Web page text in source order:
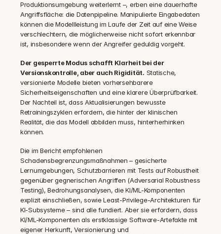
Produktionsumgebung weiterlernt –, erben eine dauerhafte
Angriffsfläche: die Datenpipeline. Manipulierte Eingabedaten
können die Modellleistung im Laufe der Zeit auf eine Weise
verschlechtern, die möglicherweise nicht sofort erkennbar
ist, insbesondere wenn der Angreifer geduldig vorgeht.
Der gesperrte Modus schafft Klarheit bei der
Versionskontrolle, aber auch Rigidität. Statische,
versionierte Modelle bieten vorhersehbarere
Sicherheitseigenschaften und eine klarere Überprüfbarkeit.
Der Nachteil ist, dass Aktualisierungen bewusste
Retrainingszyklen erfordern, die hinter der klinischen
Realität, die das Modell abbilden muss, hinterherhinken
können.
Die im Bericht empfohlenen
Schadensbegrenzungsmaßnahmen – gesicherte
Lernumgebungen, Schutzbarrieren mit Tests auf Robustheit
gegenüber gegnerischen Angriffen (Adversarial Robustness
Testing), Bedrohungsanalysen, die KI/ML-Komponenten
explizit einschließen, sowie Least-Privilege-Architekturen für
KI-Subsysteme – sind alle fundiert. Aber sie erfordern, dass
KI/ML-Komponenten als erstklassige Software-Artefakte mit
eigener Herkunft, Versionierung und